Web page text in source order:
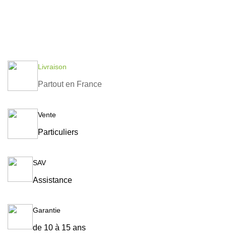
Livraison
Partout en France
Vente
Particuliers
SAV
Assistance
Garantie
de 10 à 15 ans